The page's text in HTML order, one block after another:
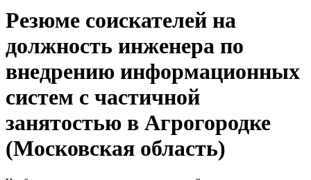
Резюме соискателей на
должность инженера по
внедрению информационных
систем с частичной
занятостью в Агрогородке
(Московская область)